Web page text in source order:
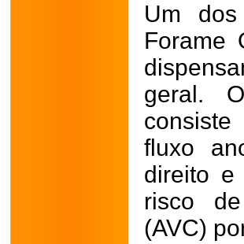
Um
Forame
geral.
fluxo
direito e
risco
(AVC)